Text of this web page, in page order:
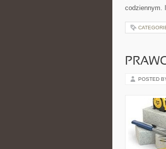
codziennym.
POSTED